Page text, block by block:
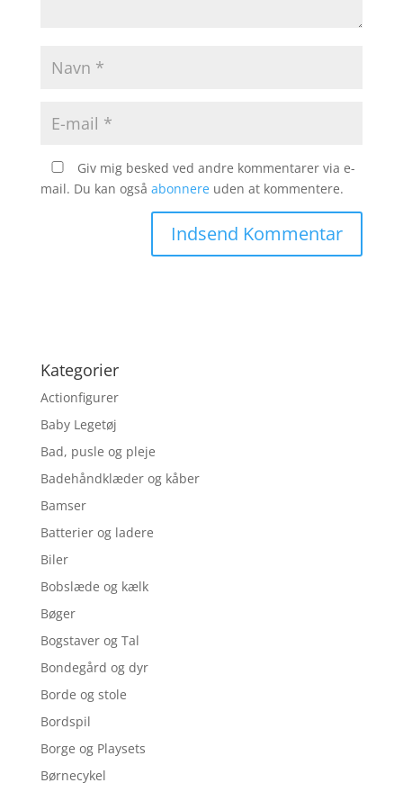
Giv mig besked ved andre kommentarer via e-
mail. Du kan også abonnereuden at kommentere.
Kategorier
Actionfigurer
Baby Legetøj
Bad, pusle og pleje
Badehåndklæder og kåber
Bamser
Batterier og ladere
Biler
Bobslæde og kælk
Bøger
Bogstaver og Tal
Bondegård og dyr
Borde og stole
Bordspil
Borge og Playsets
Børnecykel